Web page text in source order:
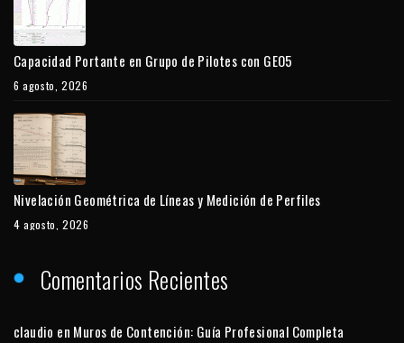
Capacidad Portante en Grupo de Pilotes con GEO5
6 agosto, 2026
Nivelación Geométrica de Líneas y Medición de Perfiles
4 agosto, 2026
Comentarios Recientes
claudio en Muros de Contención: Guía Profesional Completa